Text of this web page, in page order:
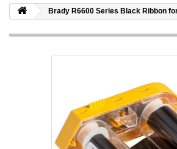
Brady R6600 Series Black Ribbon